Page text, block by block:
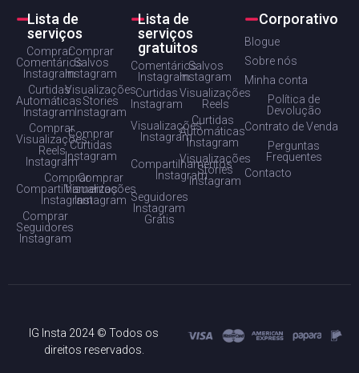
Lista de
serviços
Comprar
Comentários
Instagram
Comprar
Salvos
Instagram
Curtidas
Automáticas
Instagram
Visualizações
Stories
Instagram
Comprar
Visualizações
Reels
Instagram
Comprar
Curtidas
Instagram
Comprar
Compartilhamentos
Instagram
Comprar
Visualizações
Instagram
Comprar
Seguidores
Instagram
Lista de
serviços
gratuitos
Comentários
Instagram
Salvos
Instagram
Curtidas
Instagram
Visualizações
Reels
Visualizações
Instagram
Curtidas
Automáticas
Instagram
Compartilhamentos
Instagram
Visualizações
Stories
Instagram
Seguidores
Instagram
Grátis
Corporativo
Blogue
Sobre nós
Minha conta
Política de
Devolução
Contrato de Venda
Perguntas
Frequentes
Contacto
IG Insta 2024 © Todos os
direitos reservados.